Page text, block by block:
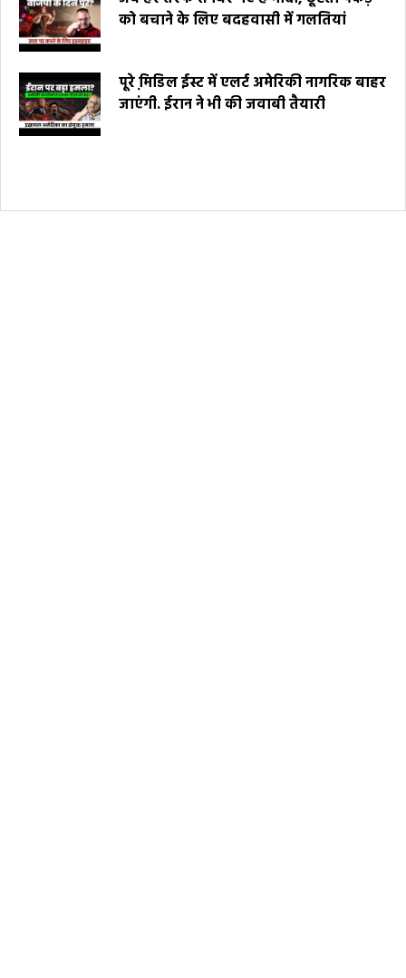
को बचाने के लिए बदहवासी में गलतियां
पूरे मि़डिल ईस्ट में एलर्ट अमेरिकी नागरिक बाहर
जाएंगी. ईरान ने भी की जवाबी तैयारी